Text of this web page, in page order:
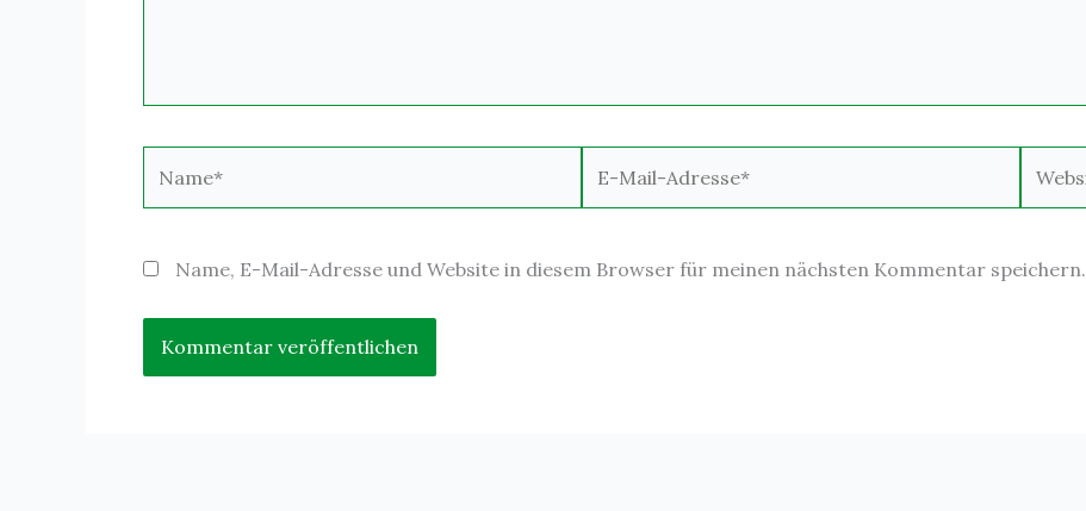
Mail-
Name, E-Mail-Adresse und Website in diesem Browser für meinen nächsten Kommentar speichern.